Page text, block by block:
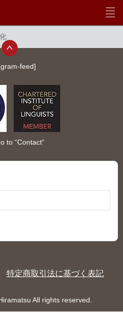
feed]
to “Contact“
特定商取引法に基づく表記
All rights reserved.